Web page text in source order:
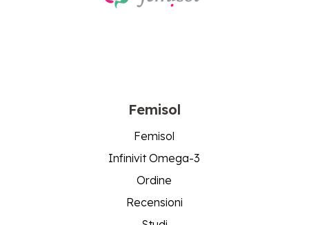
Femisol
Femisol
Infinivit Omega-3
Ordine
Recensioni